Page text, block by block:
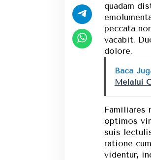
quadam
peccata
vacabit.
dolore.
Baca
Melalui
Familiares
optimos
suis
ratione
videntur,